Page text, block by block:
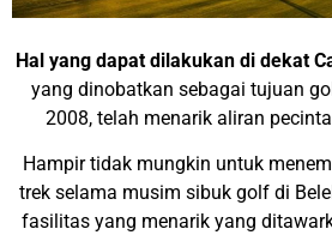
Hal yang dapat dilakukan di dekat
yang dinobatkan sebagai tujuan
2008, telah menarik aliran
Hampir tidak mungkin untuk
trek selama musim sibuk golf di
fasilitas yang menarik yang